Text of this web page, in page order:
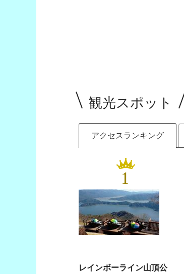
観光スポット
アクセスランキング
1
レインボーライン山頂公